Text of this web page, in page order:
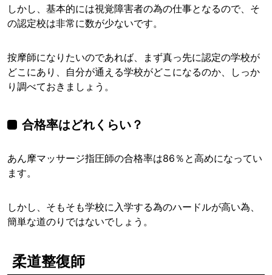
しかし、基本的には視覚障害者の為の仕事となるので、そ
の認定校は非常に数が少ないです。
按摩師になりたいのであれば、まず真っ先に認定の学校が
どこにあり、自分が通える学校がどこになるのか、しっか
り調べておきましょう。
合格率はどれくらい？
あん摩マッサージ指圧師の合格率は86％と高めになってい
ます。
しかし、そもそも学校に入学する為のハードルが高い為、
簡単な道のりではないでしょう。
柔道整復師